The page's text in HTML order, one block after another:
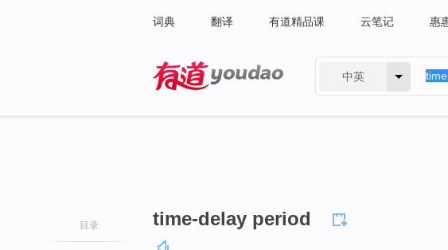
词典 翻译 有道精品课 云笔记 惠
中英
目录 time-delay period